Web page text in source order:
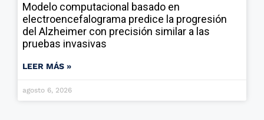
Modelo computacional basado en
electroencefalograma predice la progresión
del Alzheimer con precisión similar a las
pruebas invasivas
LEER MÁS »
agosto 6, 2026